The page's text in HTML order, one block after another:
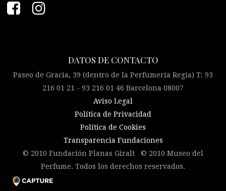
DATOS DE CONTACTO
Paseo de Gracia, 39 (dentro de la Perfumería Regia) T: 93
216 01 21 - 93 216 01 46 Barcelona 08007
Aviso Legal
Política de Privacidad
Política de Cookies
Transparencia Fundaciones
© 2010 Fundación Planas Giralt © 2010 Museo del
Perfume. Todos los derechos reservados.